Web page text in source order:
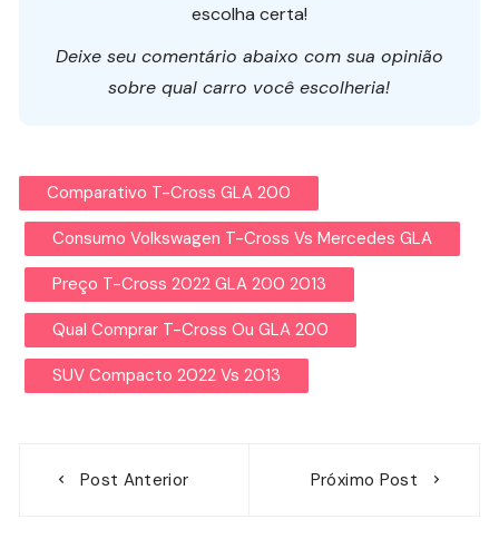
escolha certa!
Deixe seu comentário abaixo com sua opinião
sobre qual carro você escolheria!
Comparativo T-Cross GLA 200
Consumo Volkswagen T-Cross Vs Mercedes GLA
Preço T-Cross 2022 GLA 200 2013
Qual Comprar T-Cross Ou GLA 200
SUV Compacto 2022 Vs 2013
Post Anterior Próximo Post